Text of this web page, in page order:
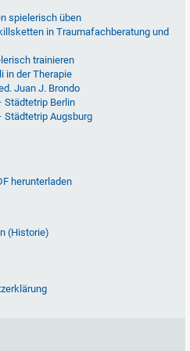
spielerisch üben
in Traumafachberatung und
trainieren
in der Therapie
Juan J. Brondo
Städtetrip Berlin
Städtetrip Augsburg
herunterladen
(Historie)